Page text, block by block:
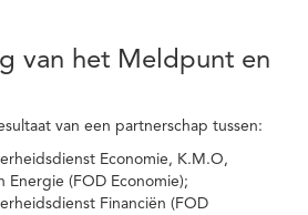
van het Meldpunt en
van een partnerschap tussen:
Economie, K.M.O,
Energie (FOD Economie);
Financiën (FOD